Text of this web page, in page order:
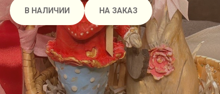
В НАЛИЧИИ НА ЗАКАЗ